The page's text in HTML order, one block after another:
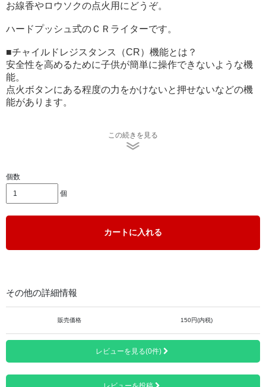
お線香やロウソクの点火用にどうぞ。
ハードプッシュ式のＣＲライターです。
■チャイルドレジスタンス（CR）機能とは？
安全性を高めるために子供が簡単に操作できないような機
能。
点火ボタンにある程度の力をかけないと押せないなどの機
能があります。
■サイズ＝高さ8.3cm×幅2.5cm×厚さ1.2cm
■重量 ＝約18.7g
この続きを見る
個数
個
カートに入れる
その他の詳細情報
販売価格 150円(内税)
レビューを見る(0件)